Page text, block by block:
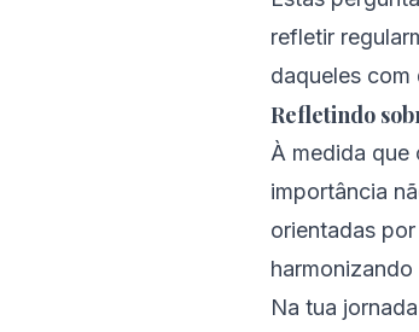
refletir
daqueles com
Refletindo
À medida que
importância
orientadas
Na tua